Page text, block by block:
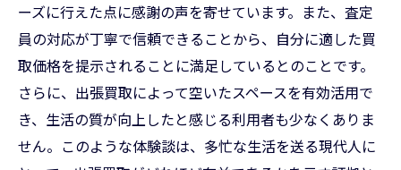
ーズに行えた点に感謝の声を寄せています。また、査定
員の対応が丁寧で信頼できることから、自分に適した買
取価格を提示されることに満足しているとのことです。
さらに、出張買取によって空いたスペースを有効活用で
き、生活の質が向上したと感じる利用者も少なくありま
せん。このような体験談は、多忙な生活を送る現代人に